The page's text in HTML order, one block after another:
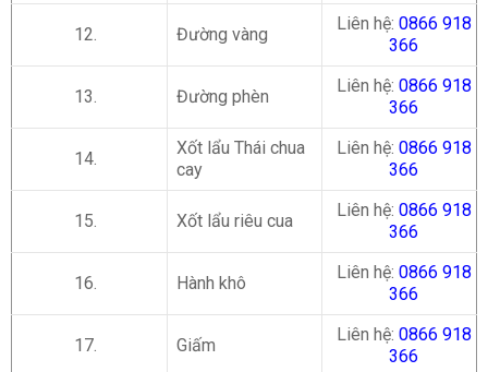
12. Đường vàng
Liên hệ: 0866 918
366
13. Đường phèn
Liên hệ: 0866 918
366
14.
Xốt lẩu Thái chua
cay
Liên hệ: 0866 918
366
15. Xốt lẩu riêu cua
Liên hệ: 0866 918
366
16. Hành khô
Liên hệ: 0866 918
366
17. Giấm
Liên hệ: 0866 918
366